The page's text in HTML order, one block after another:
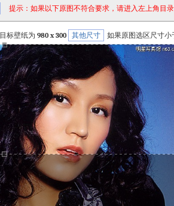
提示：如果以下原图不符合要求，请进入左上角目录
目标壁纸为 980 x 300 其他尺寸 如果原图选区尺寸小